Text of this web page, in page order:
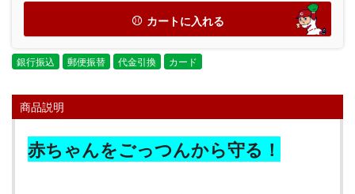
カートに入れる
銀行振込 郵便振替 代金引換 カード
商品説明
赤ちゃんをごっつんから守る！